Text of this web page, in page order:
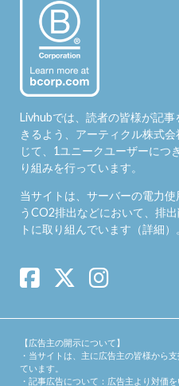
Livhubでは、読者の皆様が記
きるよう、アーティクル株式
じて、1ユニークユーザーにつ
り組みを行っています。
当サイトは、サーバーの電力
うCO2排出などにおいて、排
トに取り組んでいます（詳細）
【広告主の開示について】
・当サイトは、主に広告主の皆様から
ています。
・記事広告について：広告主より対価